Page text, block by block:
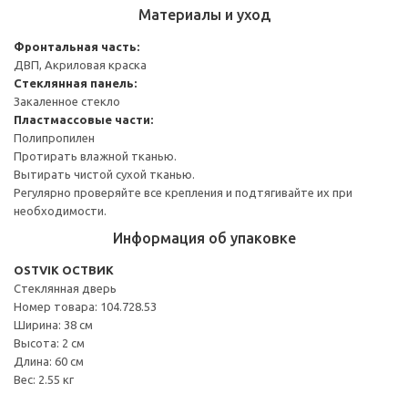
Материалы и уход
Фронтальная часть:
ДВП, Акриловая краска
Стеклянная панель:
Закаленное стекло
Пластмассовые части:
Полипропилен
Протирать влажной тканью.
Вытирать чистой сухой тканью.
Регулярно проверяйте все крепления и подтягивайте их при
необходимости.
Информация об упаковке
OSTVIK ОСТВИК
Стеклянная дверь
Номер товара: 104.728.53
Ширина: 38 см
Высота: 2 см
Длина: 60 см
Вес: 2.55 кг